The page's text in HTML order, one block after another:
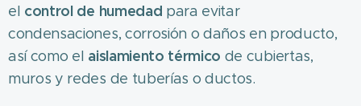
el control de humedad para evitar
condensaciones, corrosión o daños en producto,
así como el aislamiento térmico de cubiertas,
muros y redes de tuberías o ductos.